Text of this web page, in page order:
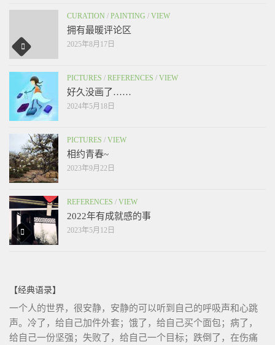
CURATION / PAINTING / VIEW
拥有最暖评论区
2025年8月17日
PICTURES / REFERENCES / VIEW
好久没画了……
2024年5月18日
PICTURES / VIEW
相约青春~
2023年9月22日
REFERENCES / VIEW
2022年有成就感的事
2023年5月12日
【经典语录】
一个人的世界，很安静，安静的可以听到自己的呼吸声和心跳
声。冷了，给自己加件外套；饿了，给自己买个面包；病了，
给自己一份坚强；失败了，给自己一个目标；跌倒了，在伤痛